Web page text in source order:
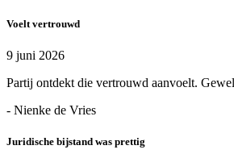
Voelt vertrouwd
9 juni 2026
Partij ontdekt die vertrouwd aanvoelt.
- Nienke de Vries
Juridische bijstand was prettig